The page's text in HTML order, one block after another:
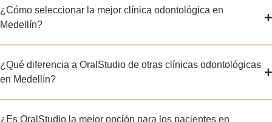
¿Cómo seleccionar la mejor clínica odontológica en
Medellín?
¿Qué diferencia a OralStudio de otras clínicas odontológicas
en Medellín?
¿Es OralStudio la mejor opción para los pacientes en